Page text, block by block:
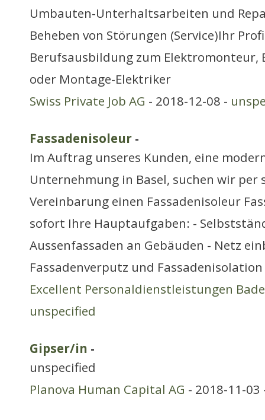
Umbauten-Unterhaltsarbeiten und
Beheben von Störungen (Service)Ihr
Berufsausbildung zum
oder Montage-Elektriker
Swiss Private Job AG - 2018-12-08 -
Fassadenisoleur -
Im Auftrag unseres Kunden, eine
Unternehmung in Basel, suchen wir per
Vereinbarung einen Fassadenisoleur
sofort Ihre Hauptaufgaben: -
Aussenfassaden an Gebäuden - Netz
Fassadenverputz und Fassadenisolation
Excellent Personaldienstleistungen
unspecified
Gipser/in -
unspecified
Planova Human Capital AG - 2018-11-